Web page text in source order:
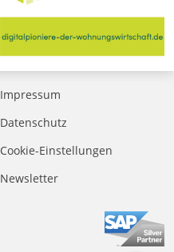
Impressum
Datenschutz
Cookie-Einstellungen
Newsletter